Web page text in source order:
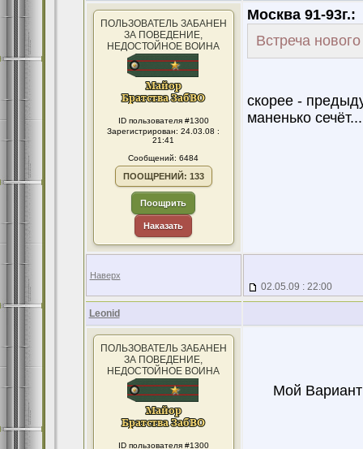
ПОЛЬЗОВАТЕЛЬ ЗАБАНЕН
ЗА ПОВЕДЕНИЕ,
НЕДОСТОЙНОЕ ВОИНА
ID пользователя #1300
Зарегистрирован: 24.03.08 :
21:41
Сообщений: 6484
ПООЩРЕНИЙ: 133
Поощрить
Наказать
Москва 91-93г.:
Встреча
скорее -
маненько
Наверх
02.05.09 : 22:00
Leonid
ПОЛЬЗОВАТЕЛЬ ЗАБАНЕН
ЗА ПОВЕДЕНИЕ,
НЕДОСТОЙНОЕ ВОИНА
ID пользователя #1300
Мой